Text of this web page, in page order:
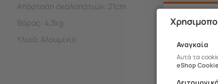
Απόσταση σκαλοπατιών: 21cm
Βάρος: 4,3kg
Υλικό: Αλουμίνιο
Αναγκαία
Αυτά τα
eShop